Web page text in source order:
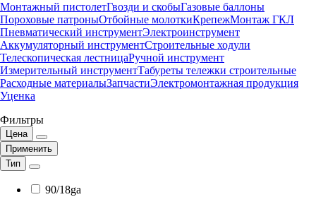
Монтажный пистолетГвозди и скобыГазовые баллоны
Пороховые патроныОтбойные молоткиКрепежМонтаж ГКЛ
Пневматический инструментЭлектроинструмент
Аккумуляторный инструментСтроительные ходули
Телескопическая лестницаРучной инструмент
Измерительный инструментТабуреты тележки строительные
Расходные материалыЗапчастиЭлектромонтажная продукция
Уценка
Фильтры
Цена
Применить
Тип
90/18ga